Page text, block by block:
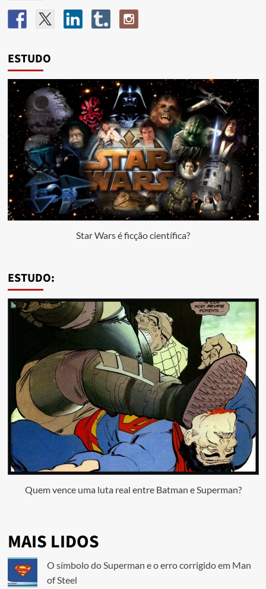
ESTUDO
Star Wars é ficção científica?
ESTUDO:
Quem vence uma luta real entre Batman e Superman?
MAIS LIDOS
O símbolo do Superman e o erro corrigido em Man
of Steel